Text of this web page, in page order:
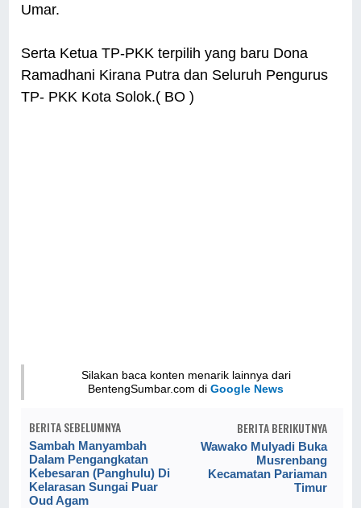
Umar.
Serta Ketua TP-PKK terpilih yang baru Dona
Ramadhani Kirana Putra dan Seluruh Pengurus
TP- PKK Kota Solok.( BO )
Silakan baca konten menarik lainnya dari
BentengSumbar.com diGoogle News
BERITA SEBELUMNYA
Sambah Manyambah
Dalam Pengangkatan
Kebesaran (Panghulu) Di
Kelarasan Sungai Puar
Oud Agam
BERITA BERIKUTNYA
Wawako Mulyadi Buka
Musrenbang
Kecamatan Pariaman
Timur